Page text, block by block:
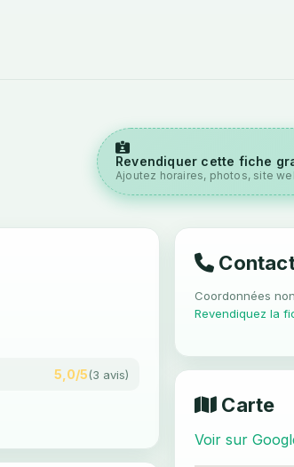
Revendiquer cette fiche
Ajoutez horaires, photos, site
5,0/5(3 avis)
Coordonnées
Revendiquez la
Carte
Voir sur